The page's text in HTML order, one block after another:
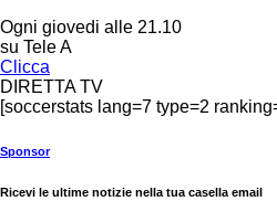
Ogni giovedi alle 21.10
su Tele A
Clicca
DIRETTA TV
[soccerstats lang=7 type=2
Sponsor
Ricevi le ultime notizie nella tua casella email